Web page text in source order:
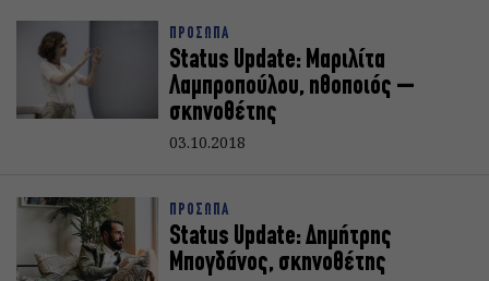
ΠΡΟΣΩΠΑ
Status Update: Μαριλίτα
Λαμπροπούλου, ηθοποιός –
σκηνοθέτης
03.10.2018
ΠΡΟΣΩΠΑ
Status Update: Δημήτρης
Μπογδάνος, σκηνοθέτης